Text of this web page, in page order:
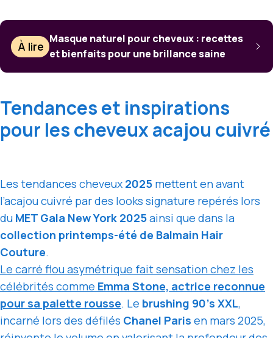
À lire
Masque naturel pour cheveux : recettes
et bienfaits pour une brillance saine
Tendances et inspirations
pour les cheveux acajou cuivré
Les tendances cheveux 2025 mettent en avant
l’acajou cuivré par des looks signature repérés lors
du MET Gala New York 2025ainsi que dans la
collection printemps-été de Balmain Hair
Couture.
Le carré flou asymétrique fait sensation chez les
célébrités comme Emma Stone, actrice reconnue
pour sa palette rousse. Le brushing 90’s XXL,
incarné lors des défilés Chanel Paris en mars 2025,